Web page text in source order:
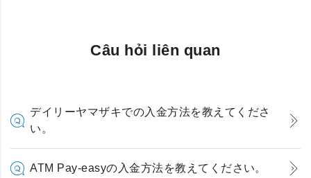
Câu hỏi liên quan
デイリーヤマザキでの入金方法を教えてくださ
い。
ATM Pay-easyの入金方法を教えてください。